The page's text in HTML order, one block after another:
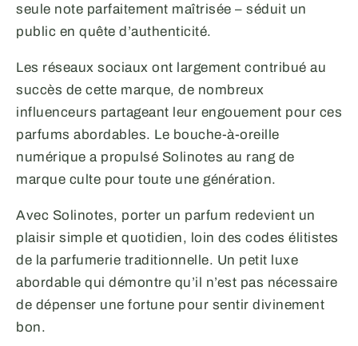
seule note parfaitement maîtrisée – séduit un
public en quête d’authenticité.
Les réseaux sociaux ont largement contribué au
succès de cette marque, de nombreux
influenceurs partageant leur engouement pour ces
parfums abordables. Le bouche-à-oreille
numérique a propulsé Solinotes au rang de
marque culte pour toute une génération.
Avec Solinotes, porter un parfum redevient un
plaisir simple et quotidien, loin des codes élitistes
de la parfumerie traditionnelle. Un petit luxe
abordable qui démontre qu’il n’est pas nécessaire
de dépenser une fortune pour sentir divinement
bon.